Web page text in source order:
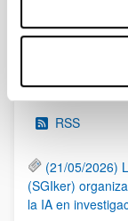
Noticias
RSS
(21/05/2026)
(SGIker)
la IA en